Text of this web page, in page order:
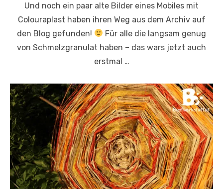
Und noch ein paar alte Bilder eines Mobiles mit
Colouraplast haben ihren Weg aus dem Archiv auf
den Blog gefunden!
Für alle die langsam genug
von Schmelzgranulat haben – das wars jetzt auch
erstmal …